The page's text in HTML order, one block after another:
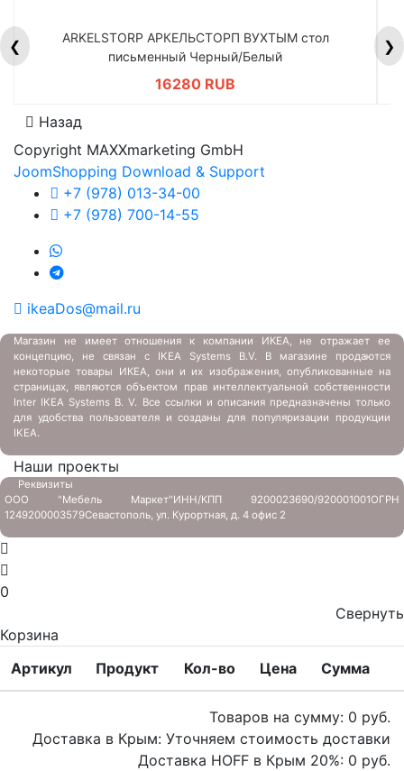
❮
ARKELSTORP АРКЕЛЬСТОРП ВУХТЫМ стол
письменный Черный/Белый
16280 RUB
❯
Назад
Copyright MAXXmarketing GmbH
JoomShopping Download & Support
+7 (978) 013-34-00
+7 (978) 700-14-55
ikeaDos@mail.ru
Магазин не имеет отношения к компании ИКЕА, не отражает ее
концепцию, не связан с IKEA Systems B.V. В магазине продаются
некоторые товары ИКЕА, они и их изображения, опубликованные на
страницах, являются объектом прав интеллектуальной собственности
Inter IKEA Systems B. V. Все ссылки и описания предназначены только
для удобства пользователя и созданы для популяризации продукции
IKEA.
Наши проекты
Реквизиты
ООО "Мебель Маркет"ИНН/КПП 9200023690/920001001ОГРН
1249200003579Севастополь, ул. Курортная, д. 4 офис 2
0
Свернуть
Корзина
Артикул
Продукт Кол-во Цена Сумма
Товаров на сумму: 0 руб.
Доставка в Крым: Уточняем стоимость доставки
Доставка HOFF в Крым 20%: 0 руб.